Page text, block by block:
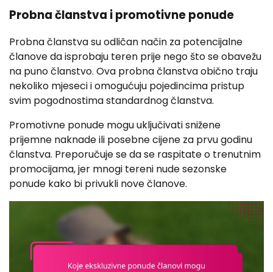
Probna članstva i promotivne ponude
Probna članstva su odličan način za potencijalne
članove da isprobaju teren prije nego što se obavežu
na puno članstvo. Ova probna članstva obično traju
nekoliko mjeseci i omogućuju pojedincima pristup
svim pogodnostima standardnog članstva.
Promotivne ponude mogu uključivati snižene
prijemne naknade ili posebne cijene za prvu godinu
članstva. Preporučuje se da se raspitate o trenutnim
promocijama, jer mnogi tereni nude sezonske
ponude kako bi privukli nove članove.